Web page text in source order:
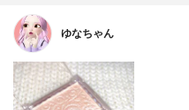
ゆなちゃん